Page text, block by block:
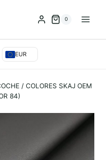
0
EUR
/ COLORES SKAJ OEM
84)